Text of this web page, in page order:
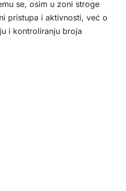
se, osim u zoni stroge
pristupa i aktivnosti, već o
i kontroliranju broja